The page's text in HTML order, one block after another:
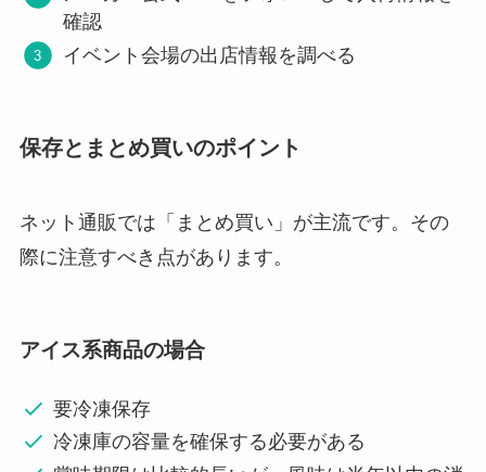
確認
イベント会場の出店情報を調べる
保存とまとめ買いのポイント
ネット通販では「まとめ買い」が主流です。その
際に注意すべき点があります。
アイス系商品の場合
要冷凍保存
冷凍庫の容量を確保する必要がある